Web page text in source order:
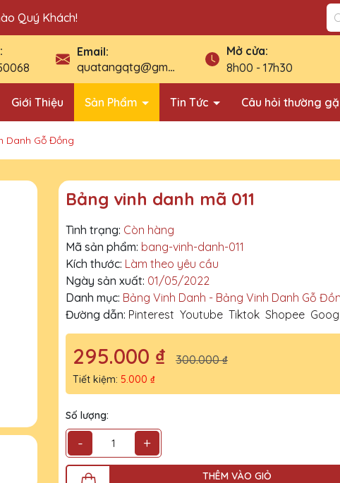
Quý Khách!
Email:
quatangqtg@gmail.com
Mở cửa:
8h00 - 17h30
Giới Thiệu Sản Phẩm Tin Tức Câu hỏi thường
Danh Gỗ Đồng
Bảng vinh danh mã 011
Tình trạng: Còn hàng
Mã sản phẩm: bang-vinh-danh-011
Kích thước: Làm theo yêu cầu
Ngày sản xuất: 01/05/2022
Danh mục: Bảng Vinh Danh - Bảng Vinh Danh Gỗ
Đường dẫn: Pinterest Youtube Tiktok Shopee
295.000 ₫ 300.000 ₫
Tiết kiệm: 5.000 ₫
Số lượng:
- +
THÊM VÀO GIỎ